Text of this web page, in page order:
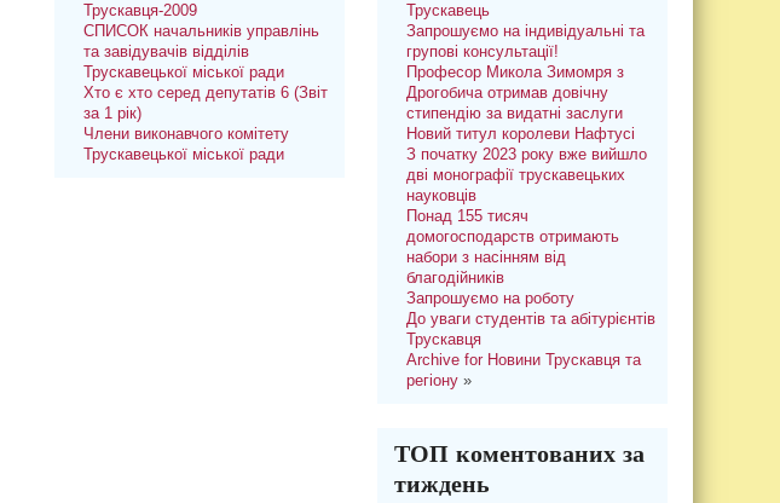
Трускавця-2009
СПИСОК начальників управлінь
та завідувачів відділів
Трускавецької міської ради
Хто є хто серед депутатів 6 (Звіт
за 1 рік)
Члени виконавчого комітету
Трускавецької міської ради
Трускавець
Запрошуємо на індивідуальні та
групові консультації!
Професор Микола Зимомря з
Дрогобича отримав довічну
стипендію за видатні заслуги
Новий титул королеви Нафтусі
З початку 2023 року вже вийшло
дві монографії трускавецьких
науковців
Понад 155 тисяч
домогосподарств отримають
набори з насінням від
благодійників
Запрошуємо на роботу
До уваги студентів та абітурієнтів
Трускавця
Archive for Новини Трускавця та
регіону»
ТОП коментованих за
тиждень